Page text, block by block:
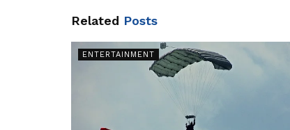
Related Posts
ENTERTAINMENT